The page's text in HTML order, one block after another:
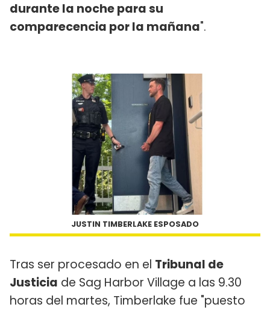
durante la noche para su
comparecencia por la mañana".
JUSTIN TIMBERLAKE ESPOSADO
Tras ser procesado en el Tribunal de
Justicia de Sag Harbor Village a las 9.30
horas del martes, Timberlake fue "puesto